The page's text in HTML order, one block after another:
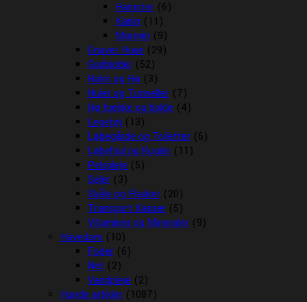
Hamster (6)
Kanin (11)
Marsvin (9)
Gnaver Huse (29)
Godbidder (52)
Halm og Hø (3)
Huler og Tunneller (7)
Hø hække og bolde (4)
Legetøj (13)
Løbegårde og Toiletter (6)
Løbehjul og Kugler (11)
Pelspleje (5)
Seler (3)
Skåle og Flasker (20)
Transport Kasser (5)
Vitaminer og Mineraler (9)
Havedam (10)
Foder (6)
Net (2)
Vandpleje (2)
Hunde artikler (1087)